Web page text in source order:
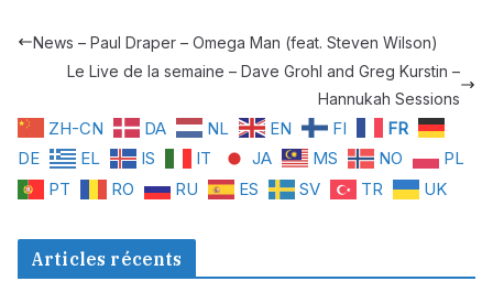
News – Paul Draper – Omega Man (feat. Steven Wilson)
Le Live de la semaine – Dave Grohl and Greg Kurstin –
Hannukah Sessions
ZH-CN DA NL EN FI
FR
DE
EL IS IT JA MS NO
PL
PT
RO RU ES SV TR UK
Articles récents